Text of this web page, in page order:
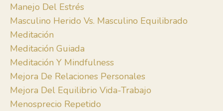
Manejo Del Estrés
Masculino Herido Vs. Masculino Equilibrado
Meditación
Meditación Guiada
Meditación Y Mindfulness
Mejora De Relaciones Personales
Mejora Del Equilibrio Vida-Trabajo
Menosprecio Repetido